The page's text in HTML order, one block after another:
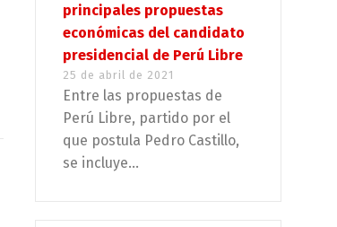
principales propuestas
económicas del candidato
presidencial de Perú Libre
25 de abril de 2021
Entre las propuestas de
Perú Libre, partido por el
que postula Pedro Castillo,
se incluye...